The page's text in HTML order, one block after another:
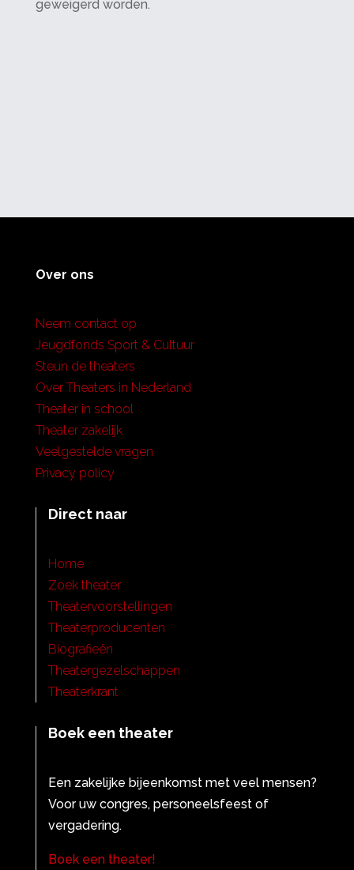
geweigerd worden.
Over ons
Neem contact op
Jeugdfonds Sport & Cultuur
Steun de theaters
Over Theaters in Nederland
Theater in school
Theater zakelijk
Veelgestelde vragen
Privacy policy
Direct naar
Home
Zoek theater
Theatervoorstellingen
Theaterproducenten
Biografieën
Theatergezelschappen
Theaterkrant
Boek een theater
Een zakelijke bijeenkomst met veel mensen?
Voor uw congres, personeelsfeest of
vergadering.
Boek een theater!